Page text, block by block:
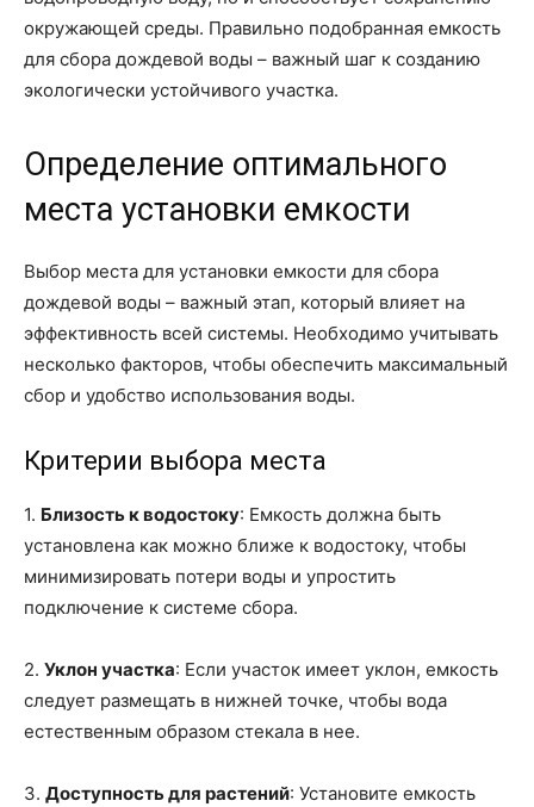
окружающей среды. Правильно подобранная емкость
для сбора дождевой воды – важный шаг к созданию
экологически устойчивого участка.
Определение оптимального
места установки емкости
Выбор места для установки емкости для сбора
дождевой воды – важный этап, который влияет на
эффективность всей системы. Необходимо учитывать
несколько факторов, чтобы обеспечить максимальный
сбор и удобство использования воды.
Критерии выбора места
1. Близость к водостоку: Емкость должна быть
установлена как можно ближе к водостоку, чтобы
минимизировать потери воды и упростить
подключение к системе сбора.
2. Уклон участка: Если участок имеет уклон, емкость
следует размещать в нижней точке, чтобы вода
естественным образом стекала в нее.
3. Доступность для растений: Установите емкость